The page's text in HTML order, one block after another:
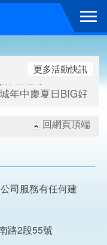
動期間：115/08/07-
郵好禮(活動期間：
動期間：115/08/07-
年中慶夏日BIG好刷(
更多活動快訊
回網頁頂端
司服務有任何建
路2段55號